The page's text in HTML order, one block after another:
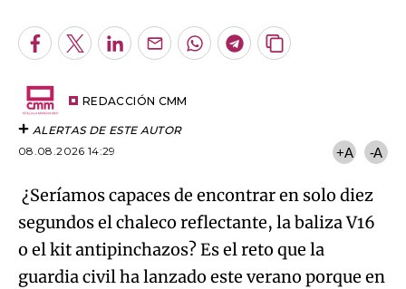
Facebook
TwitterLinkedInEnviarWhatsapp
Telegram
Copiar
REDACCIÓN CMM
ALERTAS DE ESTE AUTOR
08.08.2026 14:29
+A -A
¿Seríamos capaces de encontrar en solo diez
segundos el chaleco reflectante, la baliza V16
o el kit antipinchazos? Es el reto que la
guardia civil ha lanzado este verano porque en